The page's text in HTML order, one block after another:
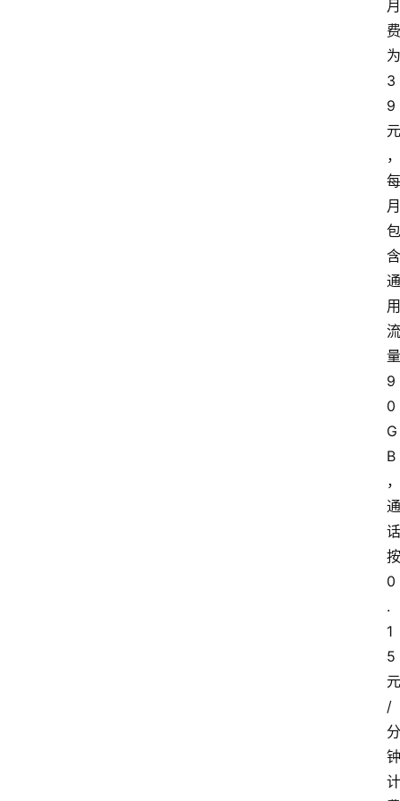
月
费
为
3
9
元
，
每
月
包
含
通
用
流
量
9
0
G
B
，
通
话
按
0
.
1
5
元
/
分
钟
计